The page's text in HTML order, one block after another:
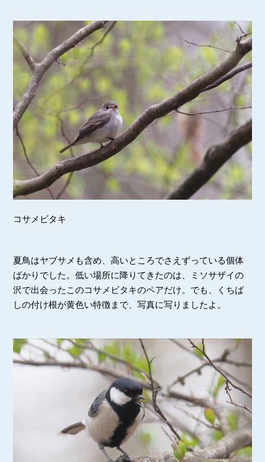
コサメビタキ
夏鳥はヤブサメも含め、高いところでさえずっている個体
ばかりでした。低い場所に降りてきたのは、ミソサザイの
沢で出会ったこのコサメビタキのペアだけ。でも、くちば
しの付け根が黄色い特徴まで、写真に写りましたよ。